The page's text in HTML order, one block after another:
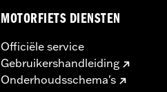
MOTORFIETS DIENSTEN
Officiële service
Gebruikershandleiding
Onderhoudsschema's